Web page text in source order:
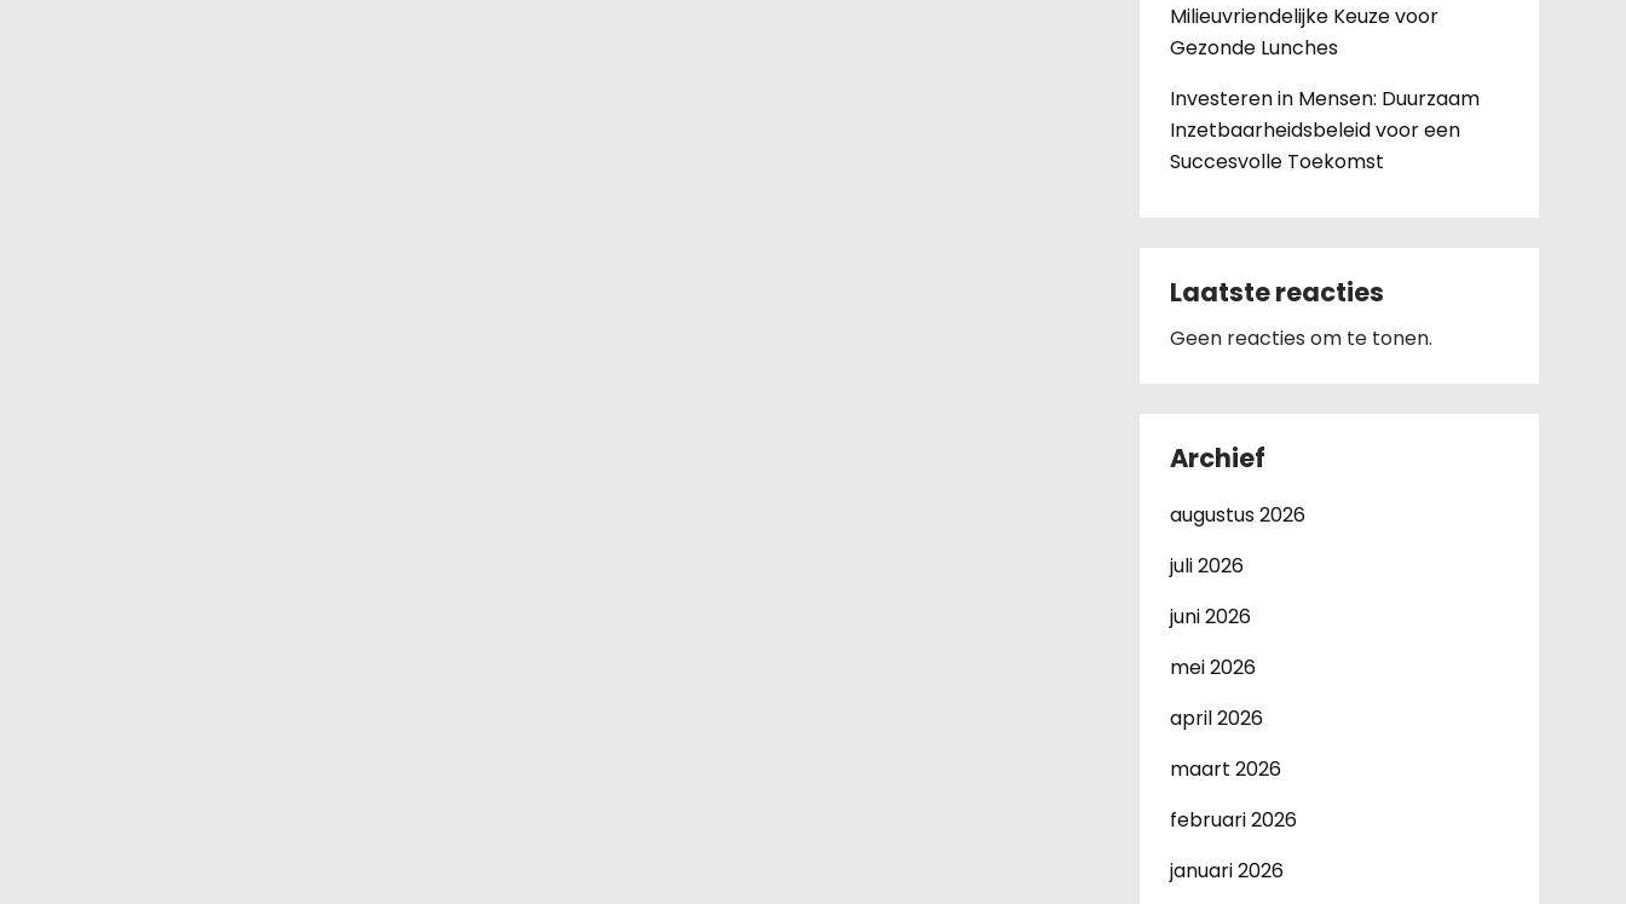
Milieuvriendelijke Keuze voor
Gezonde Lunches
Investeren in Mensen: Duurzaam
Inzetbaarheidsbeleid voor een
Succesvolle Toekomst
Laatste reacties
Geen reacties om te tonen.
Archief
augustus 2026
juli 2026
juni 2026
mei 2026
april 2026
maart 2026
februari 2026
januari 2026